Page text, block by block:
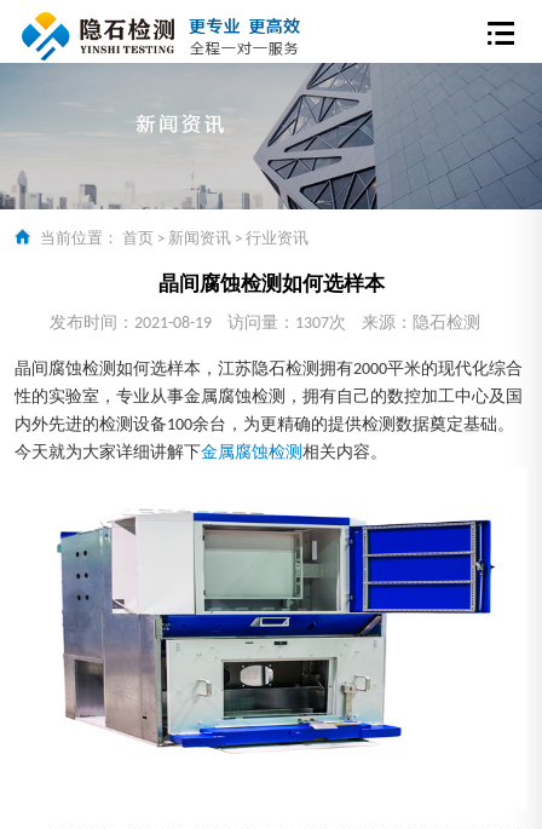
当前位置： 首页 > 新闻资讯 > 行业资讯
晶间腐蚀检测如何选样本
发布时间：2021-08-19 访问量：1307次 来源：隐石检测
晶间腐蚀检测如何选样本，江苏隐石检测拥有2000平米的现代化综合
性的实验室，专业从事金属腐蚀检测，拥有自己的数控加工中心及国
内外先进的检测设备100余台，为更精确的提供检测数据奠定基础。
今天就为大家详细讲解下金属腐蚀检测 相关内容。